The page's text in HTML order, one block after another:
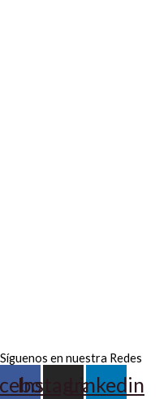
Síguenos en nuestra Redes
InstagramLinkedin